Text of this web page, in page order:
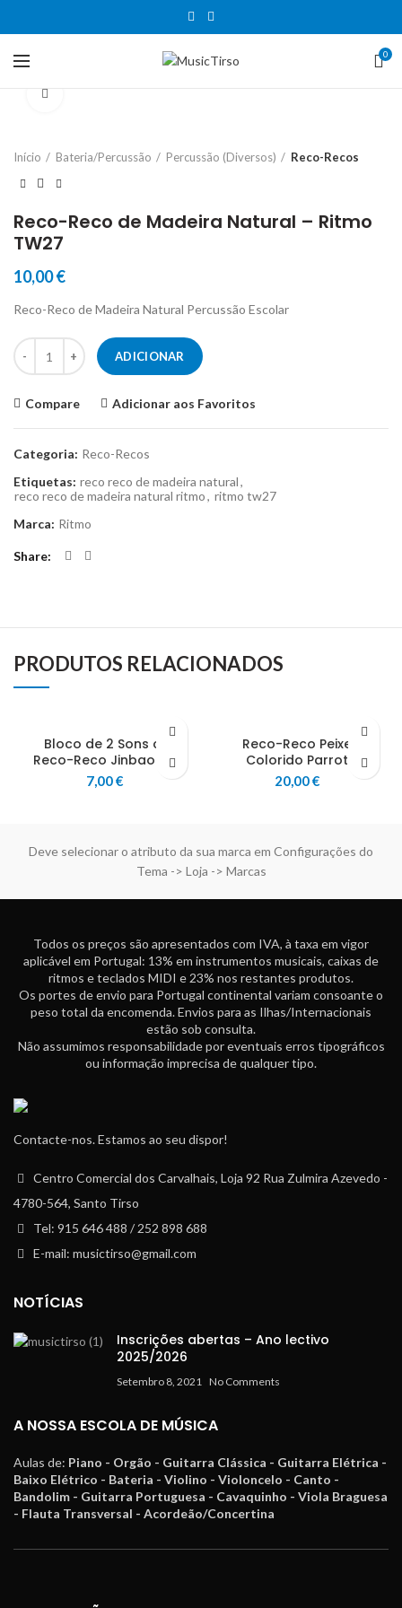
0
Início Bateria/Percussão Percussão (Diversos) Reco-Recos
Reco-Reco de Madeira Natural – Ritmo
TW27
10,00€
Reco-Reco de Madeira Natural Percussão Escolar
Quantidade de Reco-Reco de Madeira Natural - Ritmo TW27
ADICIONAR
Compare Adicionar aos Favoritos
Categoria: Reco-Recos
Etiquetas: reco reco de madeira natural,
reco reco de madeira natural ritmo, ritmo tw27
Marca: Ritmo
Share
PRODUTOS RELACIONADOS
Bloco de 2 Sons c/
Reco-Reco Jinbao G5
7,00€
Reco-Reco Peixe
Colorido Parrot
20,00€
Deve selecionar o atributo da sua marca em Configurações do
Tema -> Loja -> Marcas
Todos os preços são apresentados com IVA, à taxa em vigor
aplicável em Portugal: 13% em instrumentos musicais, caixas de
ritmos e teclados MIDI e 23% nos restantes produtos.
Os portes de envio para Portugal continental variam consoante o
peso total da encomenda. Envios para as Ilhas/Internacionais
estão sob consulta.
Não assumimos responsabilidade por eventuais erros tipográficos
ou informação imprecisa de qualquer tipo.
Contacte-nos. Estamos ao seu dispor!
Centro Comercial dos Carvalhais, Loja 92 Rua Zulmira Azevedo -
4780-564, Santo Tirso
Tel: 915 646 488 / 252 898 688
E-mail: musictirso@gmail.com
NOTÍCIAS
Inscrições abertas – Ano lectivo
2025/2026
Setembro 8, 2021 No Comments
A NOSSA ESCOLA DE MÚSICA
Aulas de: Piano - Orgão - Guitarra Clássica - Guitarra Elétrica -
Baixo Elétrico - Bateria - Violino - Violoncelo - Canto -
Bandolim - Guitarra Portuguesa - Cavaquinho - Viola Braguesa
- Flauta Transversal - Acordeão/Concertina